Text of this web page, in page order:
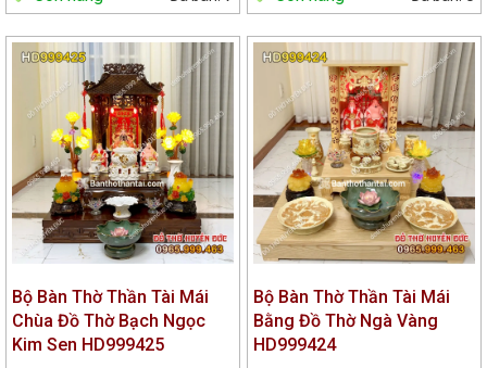
Bộ Bàn Thờ Thần Tài Mái
Chùa Đồ Thờ Bạch Ngọc
Kim Sen HD999425
Bộ Bàn Thờ Thần Tài Mái
Bằng Đồ Thờ Ngà Vàng
HD999424